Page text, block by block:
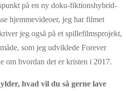
på en ny doku-fiktionshybrid-
hjemmevideoer, jeg har filmet
jeg også på et spillefilmsprojekt,
som jeg udviklede Forever
om hvordan det er kristen i 2017.
hvad vil du så gerne lave